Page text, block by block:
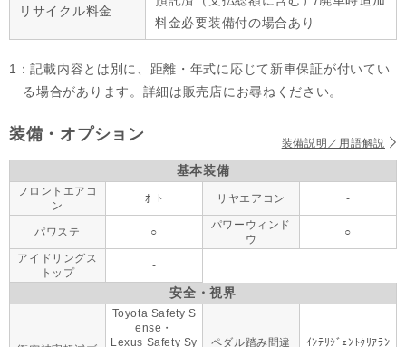
リサイクル料金
料金必要装備付の場合あり
1：記載内容とは別に、距離・年式に応じて新車保証が付いてい
る場合があります。詳細は販売店にお尋ねください。
装備・オプション 装備説明／用語解説
基本装備
フロントエアコ
ン
ｵｰﾄ リヤエアコン -
パワステ ○
パワーウィンド
ウ
○
アイドリングス
トップ
-
安全・視界
Toyota Safety S
ense・
Lexus Safety Sy
ペダル踏み間違
ｲﾝﾃﾘｼﾞｪﾝﾄｸﾘｱﾗﾝ